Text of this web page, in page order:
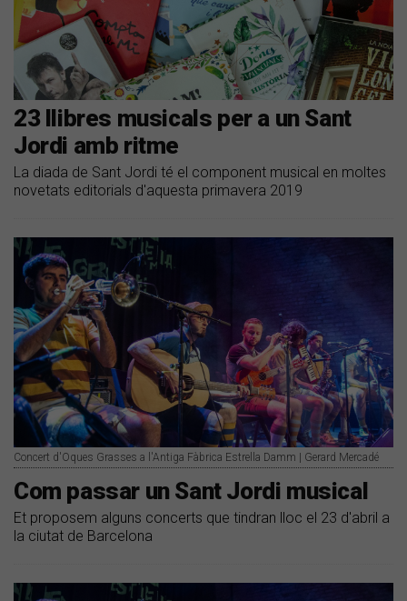
23 llibres musicals per a un Sant
Jordi amb ritme
La diada de Sant Jordi té el component musical en moltes
novetats editorials d'aquesta primavera 2019
Concert d'Oques Grasses a l'Antiga Fàbrica Estrella Damm | Gerard Mercadé
Com passar un Sant Jordi musical
Et proposem alguns concerts que tindran lloc el 23 d'abril a
la ciutat de Barcelona